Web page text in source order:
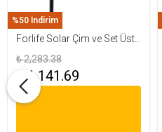
%50 İndirim
Forlife Solar Çim ve Set Üstü
Armatür 15W FL-3283
₺ 2,283.38
₺ 1,141.69